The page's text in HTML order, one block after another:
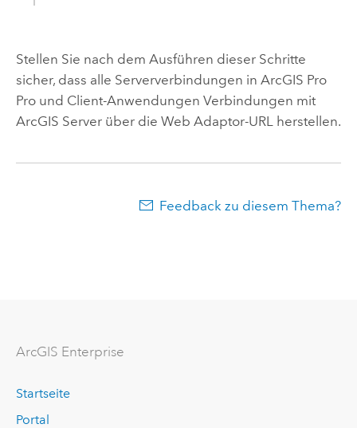
Stellen Sie nach dem Ausführen dieser Schritte
sicher, dass alle Serververbindungen in ArcGIS Pro
Pro und Client-Anwendungen Verbindungen mit
ArcGIS Serverüber die Web Adaptor-URL herstellen.
Feedback zu diesem Thema?
ArcGIS Enterprise
Startseite
Portal